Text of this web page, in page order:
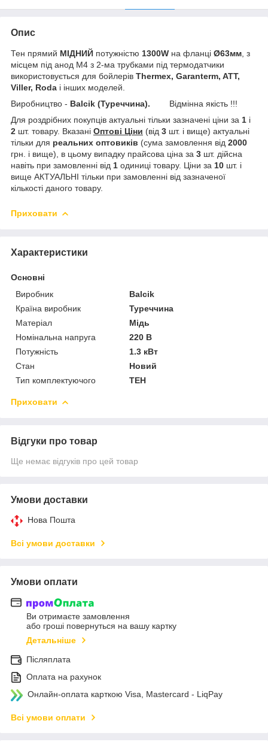
Опис
Тен прямий МІДНИЙ потужністю 1300W на фланці Ø63мм , з
місцем під анод М4 з 2-ма трубками під термодатчики
використовується для бойлерів Thermex, Garanterm, ATT,
Viller, Roda і інших моделей.
Виробництво - Balcik (Туреччина). Відмінна якість !!!
Для роздрібних покупців актуальні тільки зазначені ціни за 1 і
2 шт. товару. Вказані Оптові Ціни (від 3 шт. і вище) актуальні
тільки для реальних оптовиків (сума замовлення від 2000
грн. і вище), в цьому випадку прайсова ціна за 3 шт. дійсна
навіть при замовленні від 1 одиниці товару. Ціни за 10 шт. і
вище АКТУАЛЬНІ тільки при замовленні від зазначеної
кількості даного товару.
Приховати
Характеристики
Основні
Виробник
Balcik
Країна виробник
Туреччина
Матеріал
Мідь
Номінальна напруга
220 В
Потужність
1.3 кВт
Стан
Новий
Тип комплектуючого
ТЕН
Приховати
Відгуки про товар
Ще немає відгуків про цей товар
Умови доставки
Нова Пошта
Всі умови доставки
Умови оплати
Ви отримаєте замовлення
або гроші повернуться на вашу картку
Детальніше
Післяплата
Оплата на рахунок
Онлайн-оплата карткою Visa, Mastercard - LiqPay
Всі умови оплати